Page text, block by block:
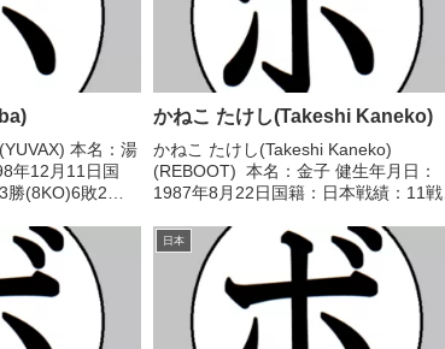
本名：湯
年12月11日国
勝(8KO)6敗2
02/28
かねこ たけし(Takeshi Kaneko)
かねこ たけし(Takeshi Kaneko)
(REBOOT) 本名：金子 健生年月日：
1987年8月22日国籍：日本戦績：11戦5
歴】2015/04/21 ○4R判定 3-0(40-37、
39-...
日本